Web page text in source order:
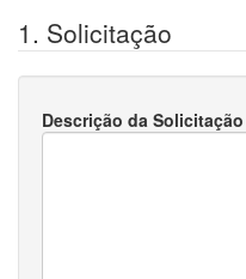
1. Solicitação
Descrição da Solicitação